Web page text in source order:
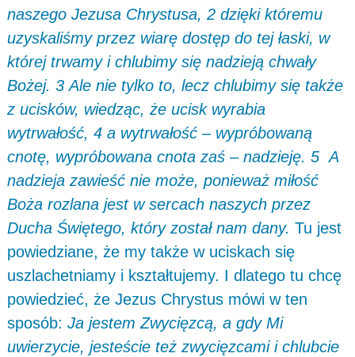
naszego Jezusa Chrystusa, 2 dzięki któremu
uzyskaliśmy przez wiarę dostęp do tej łaski, w
której trwamy i chlubimy się nadzieją chwały
Bożej. 3 Ale nie tylko to, lecz chlubimy się także
z ucisków, wiedząc, że ucisk wyrabia
wytrwałość, 4 a wytrwałość – wypróbowaną
cnotę, wypróbowana cnota zaś – nadzieję. 5 A
nadzieja zawieść nie może, ponieważ miłość
Boża rozlana jest w sercach naszych przez
Ducha Świętego, który został nam dany. Tu jest
powiedziane, że my także w uciskach się
uszlachetniamy i kształtujemy. I dlatego tu chcę
powiedzieć, że Jezus Chrystus mówi w ten
sposób: Ja jestem Zwycięzcą, a gdy Mi
uwierzycie, jesteście też zwycięzcami i chlubcie